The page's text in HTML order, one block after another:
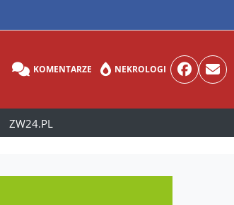
KOMENTARZE NEKROLOGI
ZW24.PL